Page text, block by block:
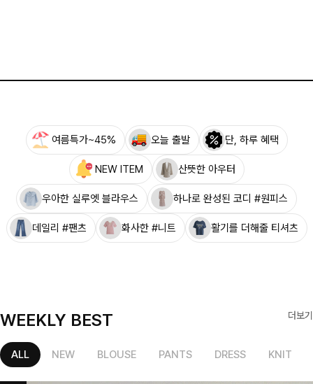
여름특가~45% 오늘 출발 단, 하루 혜택
NEW ITEM 산뜻한 아우터
우아한 실루엣 블라우스 하나로 완성된 코디 #원피스
데일리 #팬츠 화사한 #니트 활기를 더해줄 티셔츠
WEEKLY BEST 더보기
ALL NEW BLOUSE PANTS DRESS KNIT